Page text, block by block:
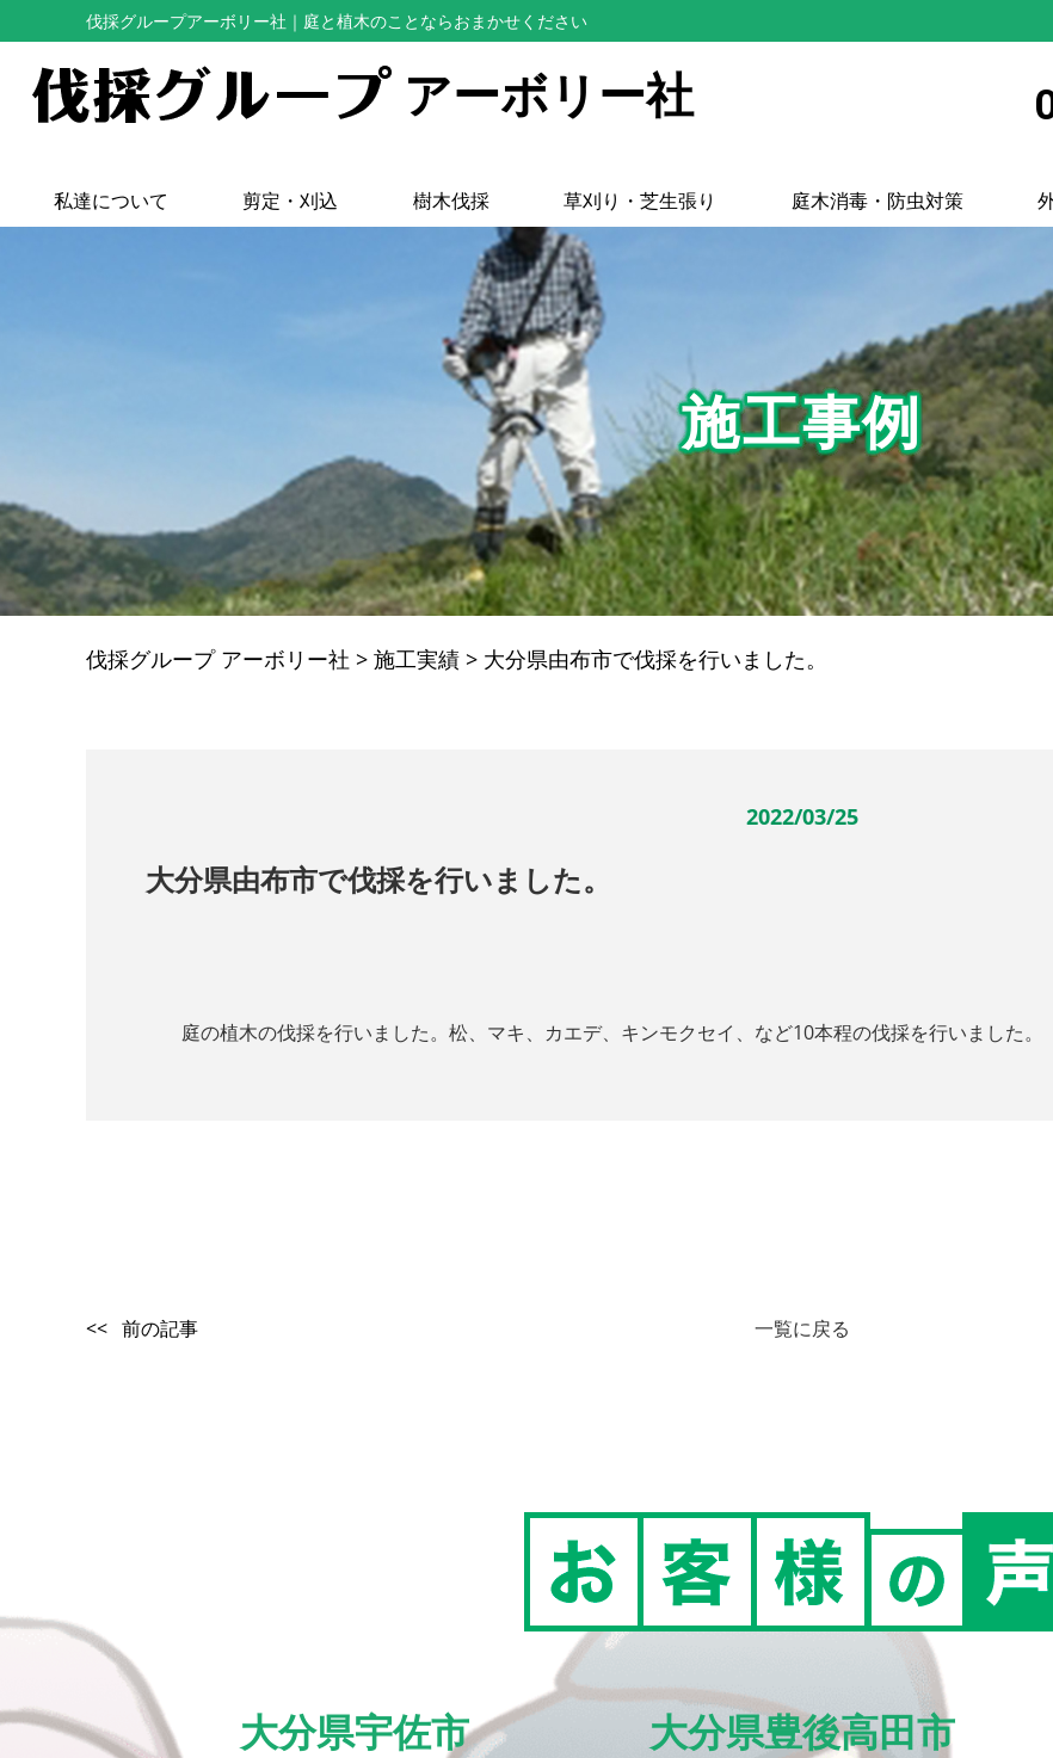
伐採グループアーボリー社 ｜庭と植木のことならおまかせください
アーボリー社
私達について 剪定・刈込 樹木伐採 草刈り・芝生張り 庭木消毒・防虫対策
施工事例
伐採グループ アーボリー社 > 施工実績 > 大分県由布市で伐採を行いました。
2022/03/25
大分県由布市で伐採を行いました。
庭の植木の伐採を行いました。松、マキ、カエデ、キンモクセイ、など10本程の伐採を行いました。
<< 前の記事 一覧に戻る
大分県宇佐市
大分県豊後高田市